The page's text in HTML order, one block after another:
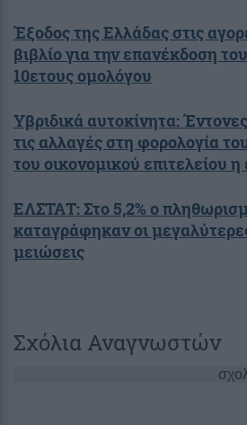
Έξοδος της Ελλάδας στις
βιβλίο για την επανέκδοση
10ετους ομολόγου
Υβριδικά αυτοκίνητα:
τις αλλαγές στη φορολογία
του οικονομικού επιτελείου
ΕΛΣΤΑΤ: Στο 5,2% ο
καταγράφηκαν οι
μειώσεις
Σχόλια Αναγνωστών